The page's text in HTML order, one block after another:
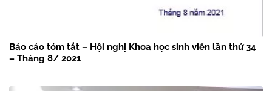
Báo cáo tóm tắt – Hội nghị Khoa học sinh viên lần thứ 34
– Tháng 8/ 2021